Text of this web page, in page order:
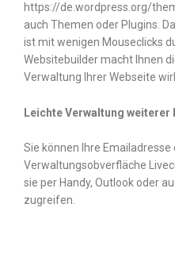
https://de.wordpress.org/
auch Themen oder Plugins.
ist mit wenigen Mouseclicks
Websitebuilder macht Ihnen
Verwaltung Ihrer Webseite
Leichte Verwaltung weiterer
Sie können Ihre
Verwaltungsobverfläche
sie per Handy, Outlook oder
zugreifen.